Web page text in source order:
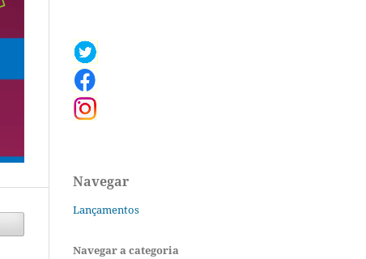
Navegar
Lançamentos
Navegar a categoria